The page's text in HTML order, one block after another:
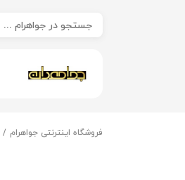
فروشگاه اینترنتی جواهرام